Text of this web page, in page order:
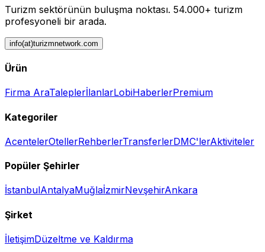
Turizm sektörünün buluşma noktası. 54.000+ turizm
profesyoneli bir arada.
info(at)turizmnetwork.com
Ürün
Firma AraTaleplerİlanlarLobiHaberlerPremium
Kategoriler
AcentelerOtellerRehberlerTransferlerDMC'lerAktiviteler
Popüler Şehirler
İstanbulAntalyaMuğlaİzmirNevşehirAnkara
Şirket
İletişimDüzeltme ve Kaldırma